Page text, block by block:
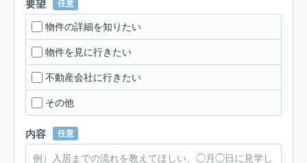
要望 任意
物件の詳細を知りたい
物件を見に行きたい
不動産会社に行きたい
その他
内容 任意